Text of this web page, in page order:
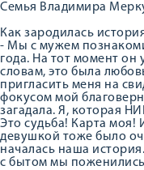
Семья Владимира
Как зародилась
- Мы с мужем
года. На тот момент
словам, это была
пригласить меня на
фокусом мой
загадала. Я, которая
Это судьба! Карта моя!
девушкой тоже было
началась наша
с бытом мы